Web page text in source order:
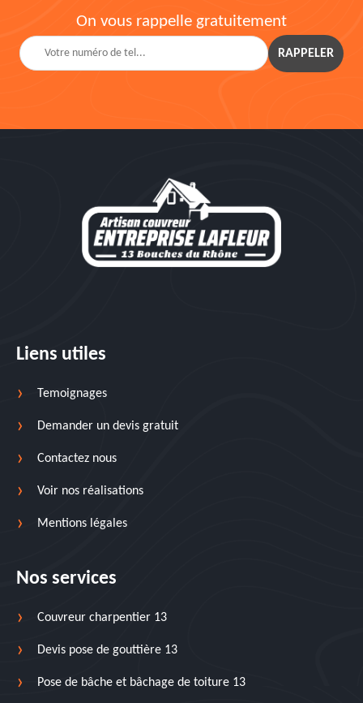
On vous rappelle gratuitement
Liens utiles
Temoignages
Demander un devis gratuit
Contactez nous
Voir nos réalisations
Mentions légales
Nos services
Couvreur charpentier 13
Devis pose de gouttière 13
Pose de bâche et bâchage de toiture 13